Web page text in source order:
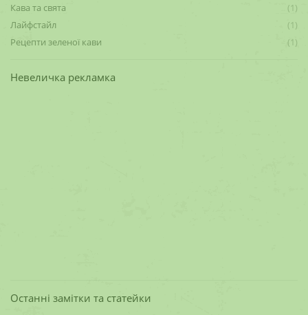
Кава та свята
(1)
Лайфстайл
(1)
Рецепти зеленої кави
(1)
Невеличка рекламка
Останні замітки та статейки